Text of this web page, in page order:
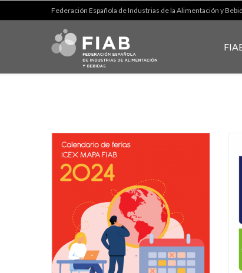
Federación Española de Industrias de la Alimentación y